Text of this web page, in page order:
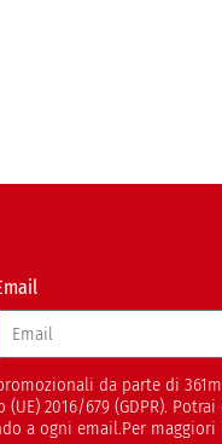
da parte di
2016/679 (GDPR).
a ogni email.Per